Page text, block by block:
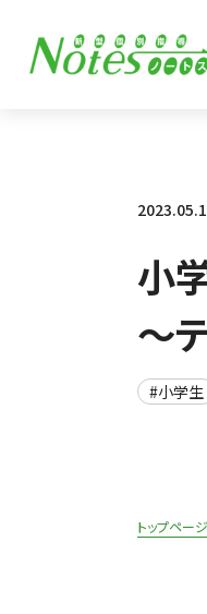
小
～
#小学生
トップページ